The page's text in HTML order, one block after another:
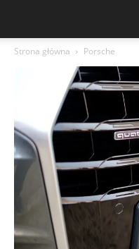
Strona główna Porsche